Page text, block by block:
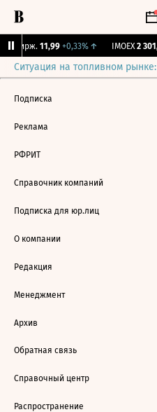
Бирж. 11,99 +0,33%↑ IMOEX 2
Ситуация на топливном
Подписка
Реклама
РФРИТ
Справочник компаний
Подписка для юр.лиц
О компании
Редакция
Менеджмент
Архив
Обратная связь
Справочный центр
Распространение